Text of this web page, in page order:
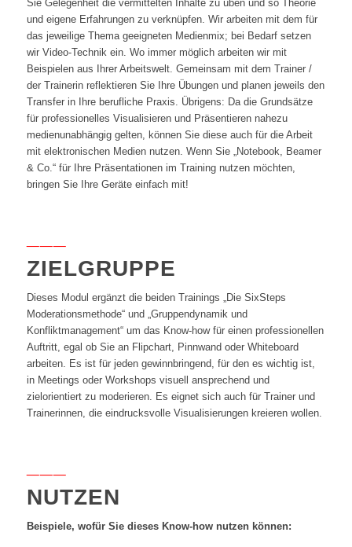
Sie Gelegenheit die vermittelten Inhalte zu üben und so Theorie
und eigene Erfahrungen zu verknüpfen. Wir arbeiten mit dem für
das jeweilige Thema geeigneten Medienmix; bei Bedarf setzen
wir Video-Technik ein. Wo immer möglich arbeiten wir mit
Beispielen aus Ihrer Arbeitswelt. Gemeinsam mit dem Trainer /
der Trainerin reflektieren Sie Ihre Übungen und planen jeweils den
Transfer in Ihre berufliche Praxis. Übrigens: Da die Grundsätze
für professionelles Visualisieren und Präsentieren nahezu
medienunabhängig gelten, können Sie diese auch für die Arbeit
mit elektronischen Medien nutzen. Wenn Sie „Notebook, Beamer
& Co.“ für Ihre Präsentationen im Training nutzen möchten,
bringen Sie Ihre Geräte einfach mit!
ZIELGRUPPE
Dieses Modul ergänzt die beiden Trainings „Die SixSteps
Moderationsmethode“ und „Gruppendynamik und
Konfliktmanagement“ um das Know-how für einen professionellen
Auftritt, egal ob Sie an Flipchart, Pinnwand oder Whiteboard
arbeiten. Es ist für jeden gewinnbringend, für den es wichtig ist,
in Meetings oder Workshops visuell ansprechend und
zielorientiert zu moderieren. Es eignet sich auch für Trainer und
Trainerinnen, die eindrucksvolle Visualisierungen kreieren wollen.
NUTZEN
Beispiele, wofür Sie dieses Know-how nutzen können: